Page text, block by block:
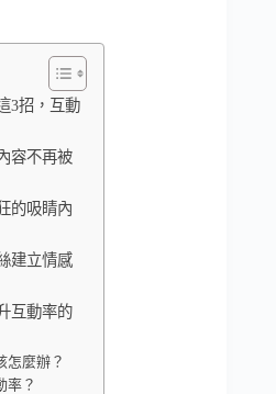
3招，互動
容不再被
的吸睛內
建立情感
互動率的
怎麼辦？
率？